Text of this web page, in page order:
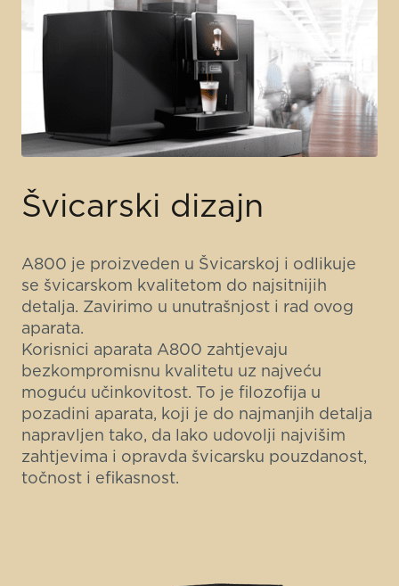
Švicarski dizajn
A800 je proizveden u Švicarskoj i odlikuje
se švicarskom kvalitetom do najsitnijih
detalja. Zavirimo u unutrašnjost i rad ovog
aparata.
Korisnici aparata A800 zahtjevaju
bezkompromisnu kvalitetu uz najveću
moguću učinkovitost. To je filozofija u
pozadini aparata, koji je do najmanjih detalja
napravljen tako, da lako udovolji najvišim
zahtjevima i opravda švicarsku pouzdanost,
točnost i efikasnost.